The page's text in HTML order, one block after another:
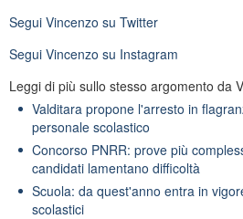
Segui Vincenzo su Twitter
Segui Vincenzo su Instagram
Leggi di più sullo stesso argomento da
Valditara propone l'arresto in
personale scolastico
Concorso PNRR: prove più
candidati lamentano difficoltà
Scuola: da quest'anno entra in
scolastici